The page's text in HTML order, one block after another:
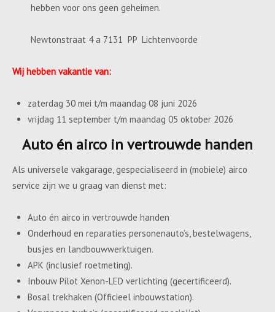
hebben voor ons geen geheimen.
Newtonstraat 4 a 7131 PP Lichtenvoorde
Wij hebben vakantie van:
zaterdag 30 mei t/m maandag 08 juni 2026
vrijdag 11 september t/m maandag 05 oktober 2026
Auto én airco in vertrouwde handen
Als universele vakgarage, gespecialiseerd in (mobiele) airco
service zijn we u graag van dienst met:
Auto én airco in vertrouwde handen
Onderhoud en reparaties personenauto’s, bestelwagens,
busjes en landbouwwerktuigen.
APK (inclusief roetmeting).
Inbouw Pilot Xenon-LED verlichting (gecertificeerd).
Bosal trekhaken (Officieel inbouwstation).